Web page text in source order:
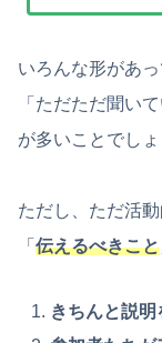
いろんな形があ
「ただただ聞い
が多いことでしょ
ただし、ただ活
「 伝えるべきこと
きちんと説